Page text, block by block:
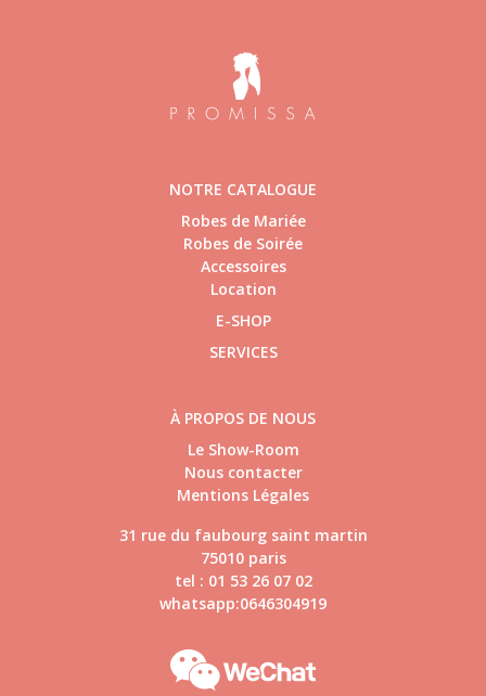
NOTRE CATALOGUE
Robes de Mariée
Robes de Soirée
Accessoires
Location
E-SHOP
SERVICES
À PROPOS DE NOUS
Le Show-Room
Nous contacter
Mentions Légales
31 rue du faubourg saint martin
75010 paris
tel : 01 53 26 07 02
whatsapp:0646304919